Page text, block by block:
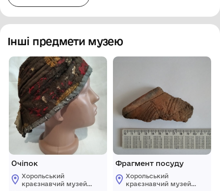
Інші предмети музею
Очіпок
Хорольський
краєзнавчий музей
Фрагмент посуду
Хорольський
краєзнавчий музей